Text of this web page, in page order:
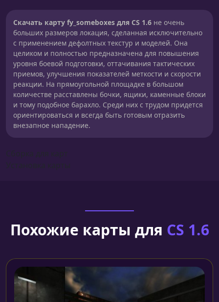
Скачать карту fy_someboxes для CS 1.6 не очень
больших размеров локация, сделанная исключительно
с применением дефолтных текстур и моделей. Она
целиком и полностью предназначена для повышения
уровня боевой подготовки, оттачивания тактических
приемов, улучшения показателей меткости и скорости
реакции. На прямоугольной площадке в большом
количестве расставлены бочки, ящики, каменные блоки
и тому подобное барахло. Среди них с трудом придется
ориентироваться и всегда быть готовым отразить
внезапное нападение.
Похожие карты для CS 1.6